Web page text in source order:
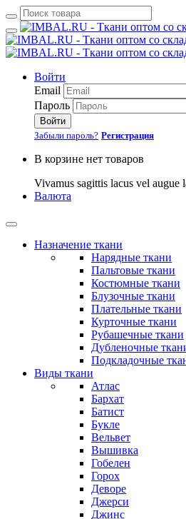
Войти
Email
Пароль
Войти
Забыли пароль? Регистрация
В корзине нет товаров
Vivamus sagittis lacus vel augue
Валюта
Назначение ткани
Нарядные ткани
Пальтовые ткани
Костюмные ткани
Блузочные ткани
Плательные ткани
Курточные ткани
Рубашечные ткани
Дубленочные
Подкладочные
Виды ткани
Атлас
Бархат
Батист
Букле
Вельвет
Вышивка
Гобелен
Горох
Деворе
Джерси
Джинс